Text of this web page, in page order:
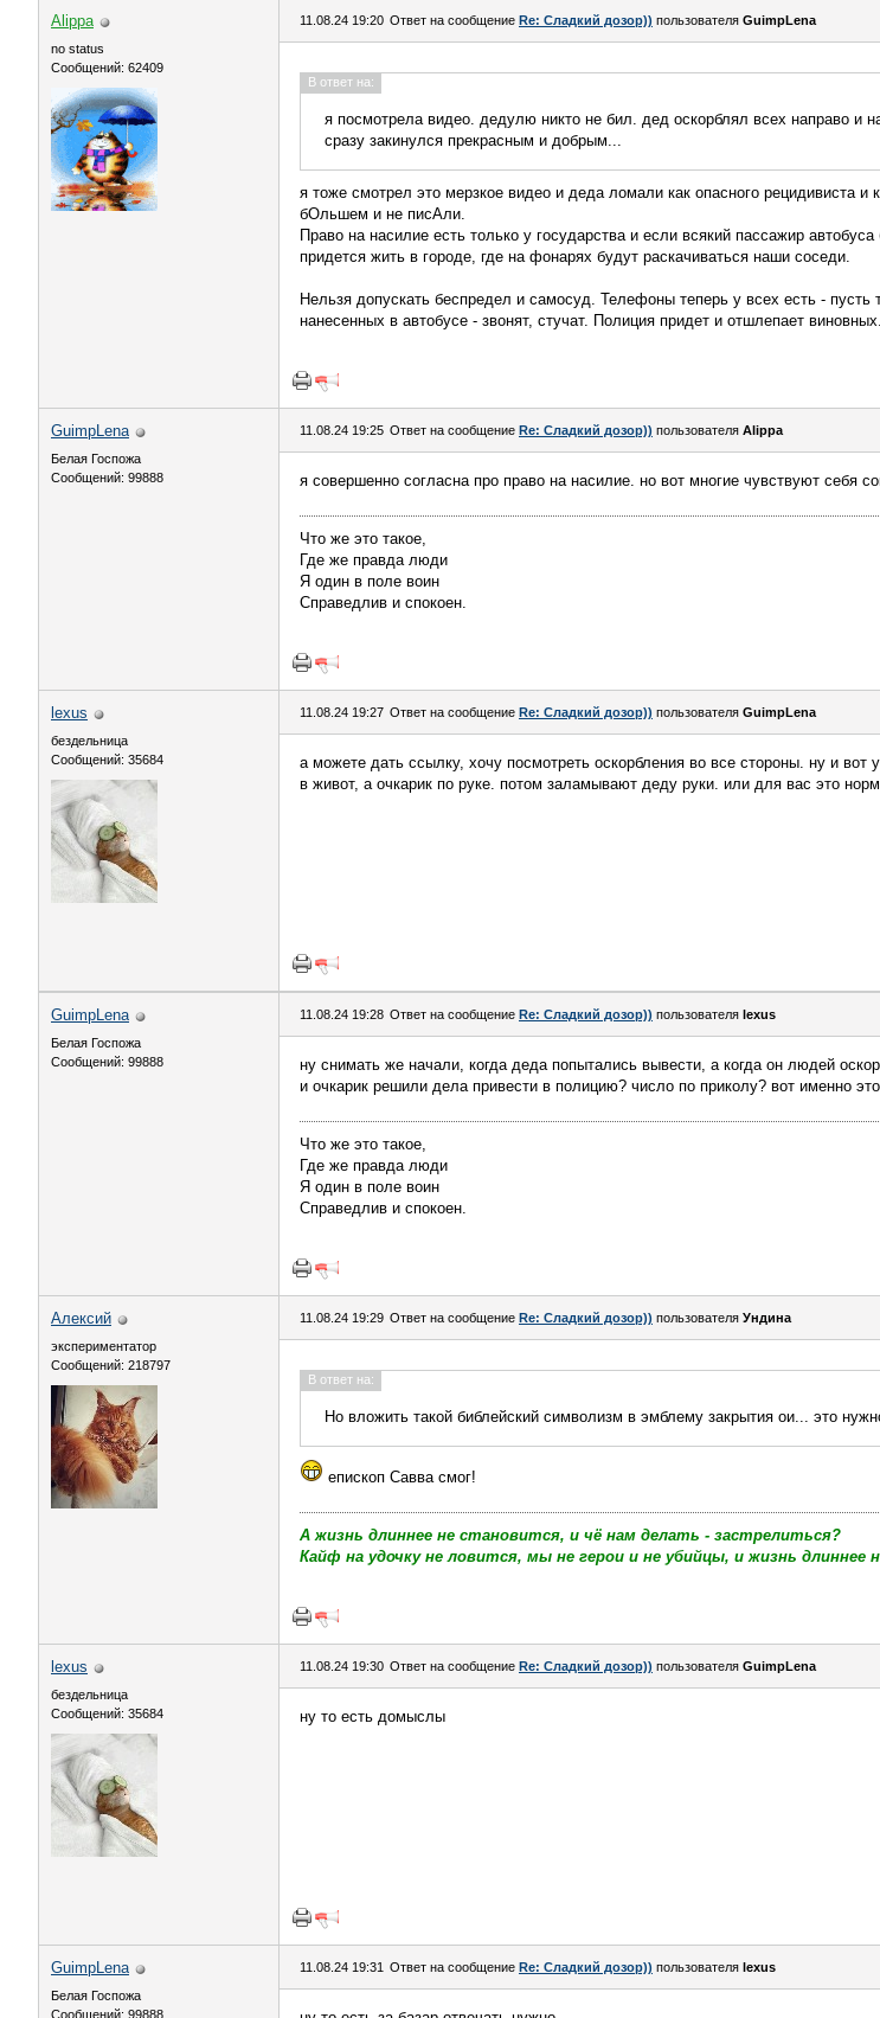
Alippa
no status
Сообщений: 62409
11.08.24 19:20 Ответ на сообщение Re: Сладкий дозор)) пользователя GuimpLena
В ответ на:
я посмотрела видео. дедулю никто не бил. дед оскорблял всех направо и
сразу закинулся прекрасным и добрым...
я тоже смотрел это мерзкое видео и деда ломали как опасного рецидивиста
бОльшем и не писАли.
Право на насилие есть только у государства и если всякий пассажир
придется жить в городе, где на фонарях будут раскачиваться наши соседи.
Нельзя допускать беспредел и самосуд. Телефоны теперь у всех есть - пусть
нанесенных в автобусе - звонят, стучат. Полиция придет и отшлепает
GuimpLena
Белая Госпожа
Сообщений: 99888
11.08.24 19:25 Ответ на сообщение Re: Сладкий дозор)) пользователя Alippa
я совершенно согласна про право на насилие. но вот многие чувствуют себя
Что же это такое,
Где же правда люди
Я один в поле воин
Справедлив и спокоен.
lexus
бездельница
Сообщений: 35684
11.08.24 19:27 Ответ на сообщение Re: Сладкий дозор)) пользователя GuimpLena
а можете дать ссылку, хочу посмотреть оскорбления во все стороны. ну и
в живот, а очкарик по руке. потом заламывают деду руки. или для вас это
GuimpLena
Белая Госпожа
Сообщений: 99888
11.08.24 19:28 Ответ на сообщение Re: Сладкий дозор)) пользователя lexus
ну снимать же начали, когда деда попытались вывести, а когда он людей
и очкарик решили дела привести в полицию? число по приколу? вот именно
Что же это такое,
Где же правда люди
Я один в поле воин
Справедлив и спокоен.
Алексий
экспериментатор
Сообщений: 218797
11.08.24 19:29 Ответ на сообщение Re: Сладкий дозор)) пользователя Ундинa
В ответ на:
Но вложить такой библейский символизм в эмблему закрытия ои... это
епископ Савва смог!
А жизнь длиннее не становится, и чё нам делать - застрелиться?
Кайф на удочку не ловится, мы не герои и не убийцы, и жизнь длиннее
lexus
бездельница
Сообщений: 35684
11.08.24 19:30 Ответ на сообщение Re: Сладкий дозор)) пользователя GuimpLena
ну то есть домыслы
GuimpLena
Белая Госпожа
Сообщений: 99888
11.08.24 19:31 Ответ на сообщение Re: Сладкий дозор)) пользователя lexus